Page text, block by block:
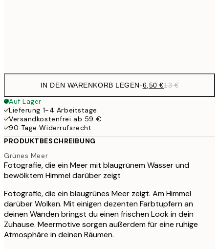
IN DEN WARENKORB LEGEN-6,50 €13 €
Auf Lager
Lieferung 1-4 Arbeitstage
Versandkostenfrei ab 59 €
90 Tage Widerrufsrecht
PRODUKTBESCHREIBUNG
Grünes Meer
Fotografie, die ein Meer mit blaugrünem Wasser und
bewölktem Himmel darüber zeigt
Fotografie, die ein blaugrünes Meer zeigt. Am Himmel
darüber Wolken. Mit einigen dezenten Farbtupfern an
deinen Wänden bringst du einen frischen Look in dein
Zuhause. Meermotive sorgen außerdem für eine ruhige
Atmosphäre in deinen Räumen.